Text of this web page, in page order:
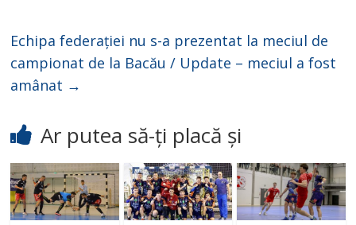
Echipa federației nu s-a prezentat la meciul de
campionat de la Bacău / Update – meciul a fost
amânat →
Ar putea să-ți placă și